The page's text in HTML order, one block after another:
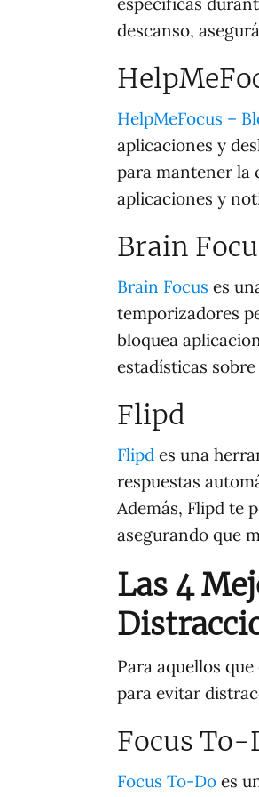
descanso,
HelpMeFocus –
aplicaciones y
para mantener la
aplicaciones y
Brain
Brain Focus es
temporizadores
bloquea
estadísticas
Flipd
Flipd es una
respuestas
Además, Flipd te
asegurando que
Las 4
Para aquellos
para evitar
Focus To-
Focus To-Do es